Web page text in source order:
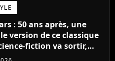
: 50 ans après, une
version de ce classique
fiction va sortir,
ne la verra jamais en